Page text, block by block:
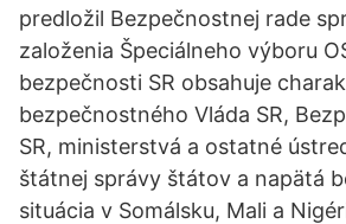
predložil Bezpečnostnej rade
založenia Špeciálneho výboru
bezpečnosti SR obsahuje
bezpečnostného Vláda SR,
SR, ministerstvá a ostatné
štátnej správy štátov a napätá
situácia v Somálsku, Mali a